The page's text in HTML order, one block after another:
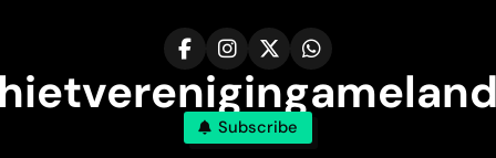
Subscribe